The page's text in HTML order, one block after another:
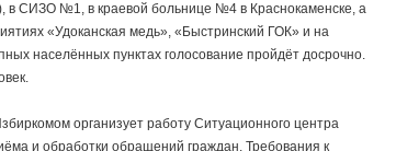
в СИЗО №1, в краевой больнице №4 в Краснокаменске, а
«Удоканская медь», «Быстринский ГОК» и на
населённых пунктах голосование пройдёт досрочно.
организует работу Ситуационного центра
и обработки обращений граждан. Требования к